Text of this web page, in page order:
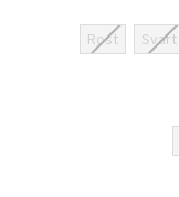
Rost Svart